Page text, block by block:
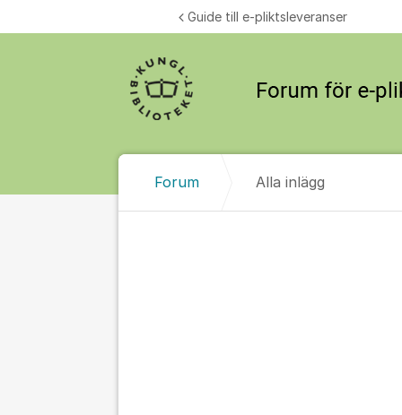
Guide till e-pliktsleveranser
Forum Alla inlägg